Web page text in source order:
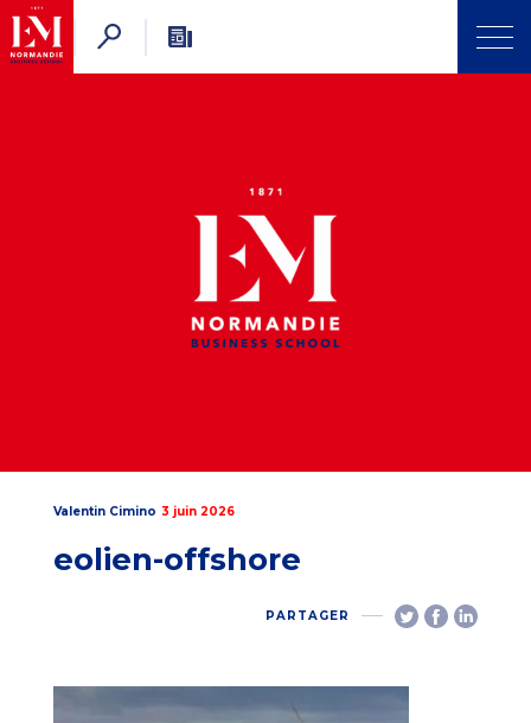
Valentin Cimino 3 juin 2026
eolien-offshore
PARTAGER